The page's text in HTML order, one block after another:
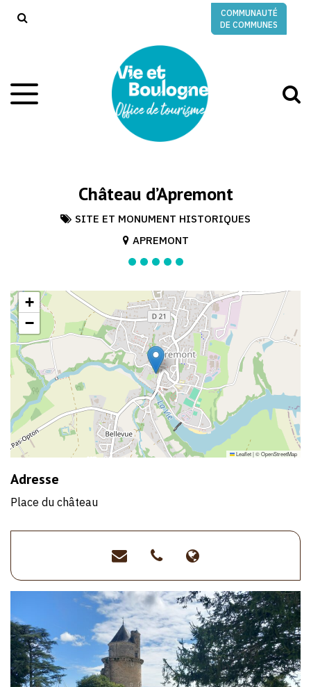
COMMUNAUTÉ
DE COMMUNES
Aller
à
Château d’Apremont
SITE ET MONUMENT HISTORIQUES
APREMONT
+
−
Leaflet|©OpenStreetMap
Adresse
Place du château
>02
51
55
70
54
>http://
vie-
et-
boulogne.fr/
apremont